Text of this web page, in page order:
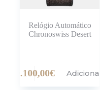
Relógio Automático
Chronoswiss Desert
9.100,00€ Adicionar